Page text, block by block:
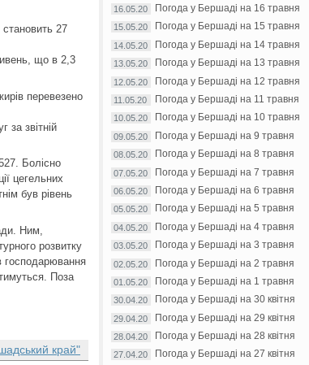
становить 27
що в 2,3
перевезено
за звітній
Болісно
цегельних
був рівень
Ним,
розвитку
господарювання
Поза
край"
16.05.20 Погода у Бершаді на 16 травня
15.05.20 Погода у Бершаді на 15 травня
14.05.20 Погода у Бершаді на 14 травня
13.05.20 Погода у Бершаді на 13 травня
12.05.20 Погода у Бершаді на 12 травня
11.05.20 Погода у Бершаді на 11 травня
10.05.20 Погода у Бершаді на 10 травня
09.05.20 Погода у Бершаді на 9 травня
08.05.20 Погода у Бершаді на 8 травня
07.05.20 Погода у Бершаді на 7 травня
06.05.20 Погода у Бершаді на 6 травня
05.05.20 Погода у Бершаді на 5 травня
04.05.20 Погода у Бершаді на 4 травня
03.05.20 Погода у Бершаді на 3 травня
02.05.20 Погода у Бершаді на 2 травня
01.05.20 Погода у Бершаді на 1 травня
30.04.20 Погода у Бершаді на 30 квітня
29.04.20 Погода у Бершаді на 29 квітня
28.04.20 Погода у Бершаді на 28 квітня
27.04.20 Погода у Бершаді на 27 квітня